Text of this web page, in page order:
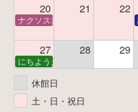
20 21 22
ナクソス音楽会 第6回 宇宙を感
27 28 29
にちようえほん
休館日
土・日・祝日